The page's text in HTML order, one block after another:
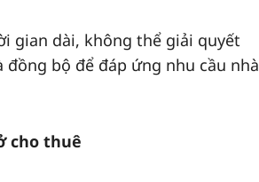
gian dài, không thể giải quyết
bộ để đáp ứng nhu cầu nhà
cho thuê